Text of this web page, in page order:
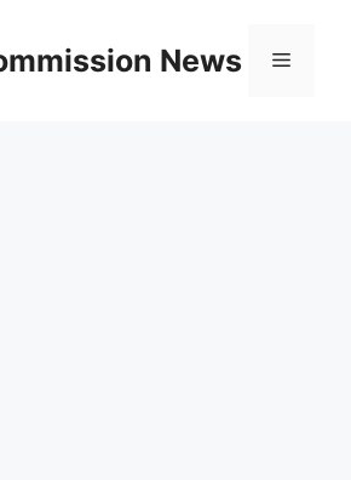
News Menu